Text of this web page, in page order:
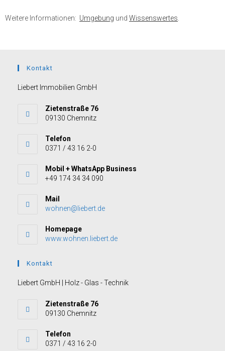
Weitere Informationen: Umgebung und Wissenswertes
Kontakt
Liebert Immobilien GmbH
Zietenstraße 76
09130 Chemnitz
Telefon
0371 / 43 16 2-0
Mobil + WhatsApp Business
+49 174 34 34 090
Mail
wohnen@liebert.de
Homepage
www.wohnen.liebert.de
Kontakt
Liebert GmbH | Holz - Glas - Technik
Zietenstraße 76
09130 Chemnitz
Telefon
0371 / 43 16 2-0